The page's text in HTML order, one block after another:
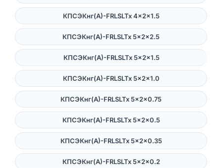
КПСЭКнг(А)-FRLSLTx 4×2×1.5
КПСЭКнг(А)-FRLSLTx 5×2×2.5
КПСЭКнг(А)-FRLSLTx 5×2×1.5
КПСЭКнг(А)-FRLSLTx 5×2×1.0
КПСЭКнг(А)-FRLSLTx 5×2×0.75
КПСЭКнг(А)-FRLSLTx 5×2×0.5
КПСЭКнг(А)-FRLSLTx 5×2×0.35
КПСЭКнг(А)-FRLSLTx 5×2×0.2